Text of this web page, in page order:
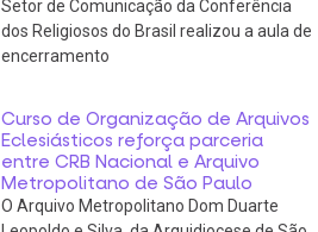
Setor de Comunicação da Conferência
dos Religiosos do Brasil realizou a aula de
encerramento
Curso de Organização de Arquivos
Eclesiásticos reforça parceria
entre CRB Nacional e Arquivo
Metropolitano de São Paulo
O Arquivo Metropolitano Dom Duarte